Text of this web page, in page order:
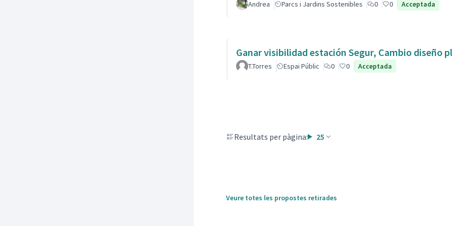
Andrea Parcs i Jardins Sostenibles 0 0 Acceptada
Ganar visibilidad estación Segur, Cambio diseño
T.Torres Espai Públic 0 0 Acceptada
Resultats per pàgina: 25
Veure totes les propostes retirades